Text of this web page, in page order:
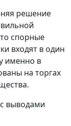
решение
спорные
входят в один
именно в
на торгах
выводами